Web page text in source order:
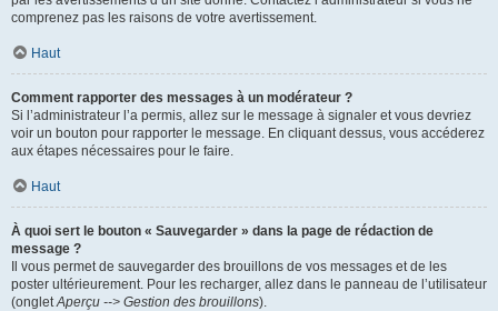
comprenez pas les raisons de votre avertissement.
Haut
Comment rapporter des messages à un modérateur ?
Si l’administrateur l’a permis, allez sur le message à signaler et vous devriez
voir un bouton pour rapporter le message. En cliquant dessus, vous accéderez
aux étapes nécessaires pour le faire.
Haut
À quoi sert le bouton « Sauvegarder » dans la page de rédaction de
message ?
Il vous permet de sauvegarder des brouillons de vos messages et de les
poster ultérieurement. Pour les recharger, allez dans le panneau de l’utilisateur
(ongletAperçu --> Gestion des brouillons).